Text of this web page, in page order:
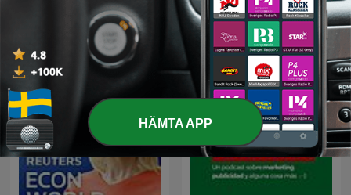
كتب غيّرتنا Next Värmland
HÄMTA APP